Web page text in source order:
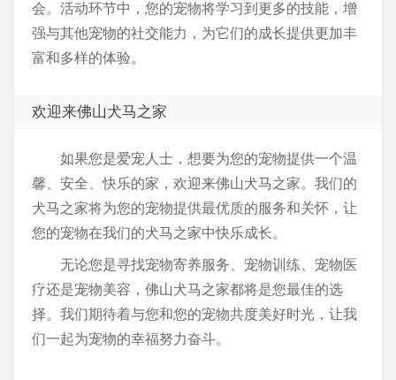
会。活动环节中，您的宠物将学习到更多的技能，增
强与其他宠物的社交能力，为它们的成长提供更加丰
富和多样的体验。
欢迎来佛山犬马之家
如果您是爱宠人士，想要为您的宠物提供一个温
馨、安全、快乐的家，欢迎来佛山犬马之家。我们的
犬马之家将为您的宠物提供最优质的服务和关怀，让
您的宠物在我们的犬马之家中快乐成长。
无论您是寻找宠物寄养服务、宠物训练、宠物医
疗还是宠物美容，佛山犬马之家都将是您最佳的选
择。我们期待着与您和您的宠物共度美好时光，让我
们一起为宠物的幸福努力奋斗。